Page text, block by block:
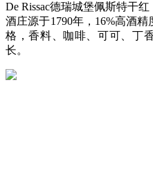
De Rissac德瑞城堡佩斯特干红
酒庄源于1790年，16%高酒
格，香料、咖啡、可可、丁
长。